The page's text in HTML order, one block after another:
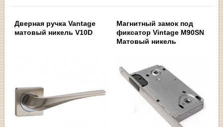
Дверная ручка Vantage
матовый никель V10D
Магнитный замок под
фиксатор Vintage M90SN
Матовый никель